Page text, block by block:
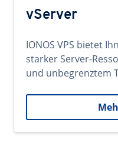
vServer
IONOS VPS bietet
starker Server-
und unbegrenztem